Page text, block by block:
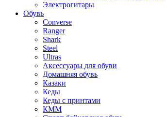
Электрогитары
Обувь
Converse
Ranger
Shark
Steel
Ultras
Аксессуары для обуви
Домашняя обувь
Казаки
Кеды
Кеды с принтами
КММ